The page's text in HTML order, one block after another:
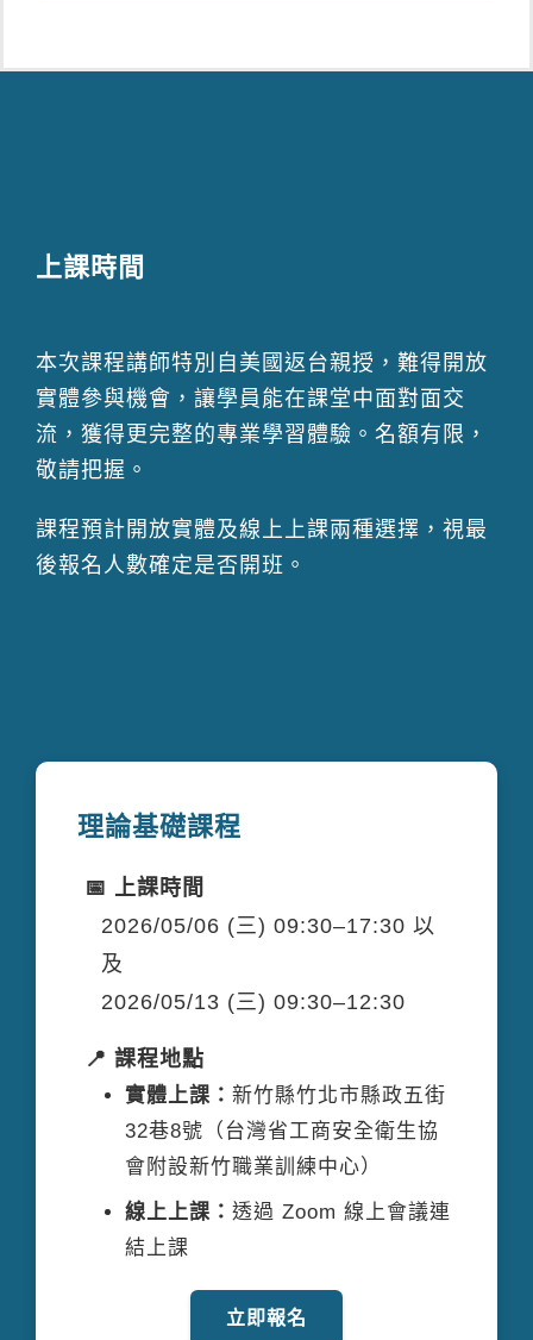
上課時間
本次課程講師特別自美國返台親授，難得開放
實體參與機會，讓學員能在課堂中面對面交
流，獲得更完整的專業學習體驗。名額有限，
敬請把握。
課程預計開放實體及線上上課兩種選擇，視最
後報名人數確定是否開班。
理論基礎課程
📅 上課時間
2026/05/06 (三) 09:30–17:30 以
及
2026/05/13 (三) 09:30–12:30
📍 課程地點
實體上課： 新竹縣竹北市縣政五街
32巷8號（台灣省工商安全衛生協
會附設新竹職業訓練中心）
線上上課： 透過 Zoom 線上會議連
結上課
立即報名